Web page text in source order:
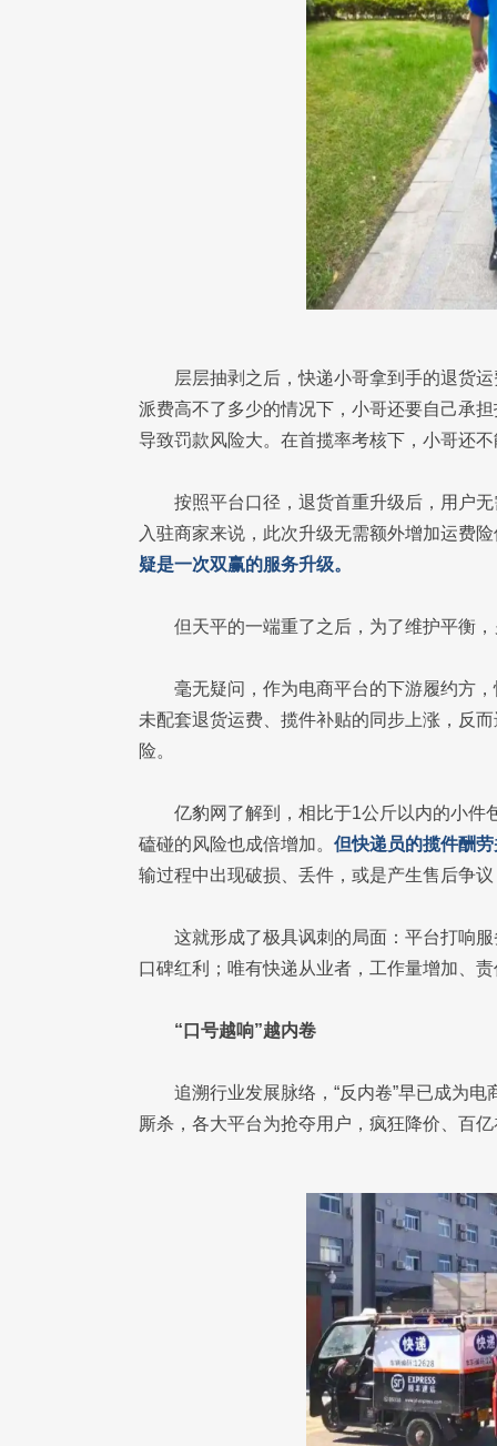
层层抽剥之后，快递小哥拿到手的退货
派费高不了多少的情况下，小哥还要自己承
导致罚款风险大。在首揽率考核下，小哥还
按照平台口径，退货首重升级后，用户
入驻商家来说，此次升级无需额外增加运费
疑是一次双赢的服务升级。
但天平的一端重了之后，为了维护平衡
毫无疑问，作为电商平台的下游履约方
未配套退货运费、揽件补贴的同步上涨，反
险。
亿豹网了解到，相比于1公斤以内的小件
磕碰的风险也成倍增加。 但快递员的揽件酬
输过程中出现破损、丢件，或是产生售后争
这就形成了极具讽刺的局面：平台打响
口碑红利；唯有快递从业者，工作量增加、
“口号越响”越内卷
追溯行业发展脉络，“反内卷”早已成为
厮杀，各大平台为抢夺用户，疯狂降价、百